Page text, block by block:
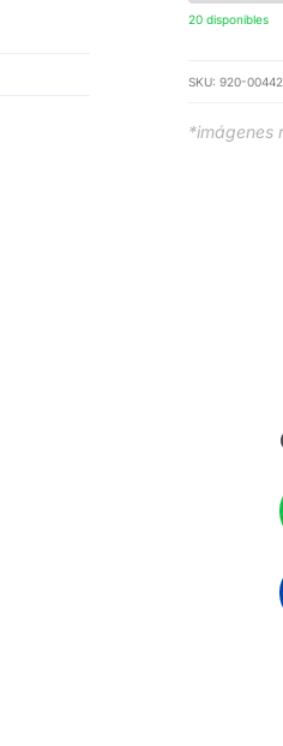
20 disponibles
SKU: 920-
*imágenes